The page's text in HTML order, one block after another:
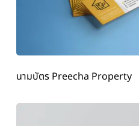
นามบัตร Preecha Property